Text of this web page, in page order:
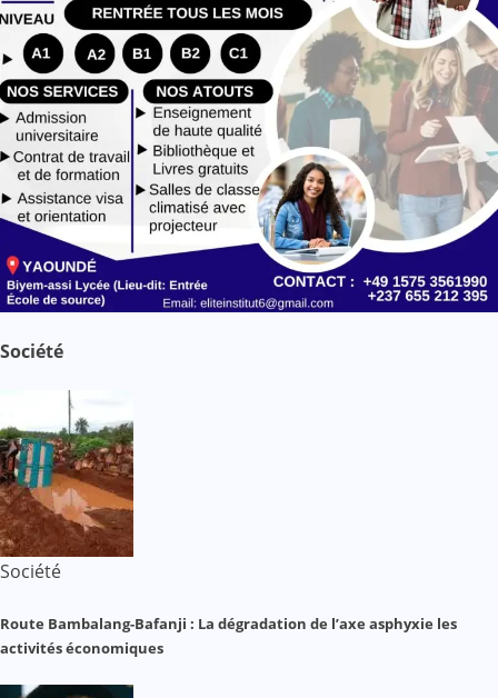
Société
Société
Route Bambalang-Bafanji : La dégradation de l’axe asphyxie les
activités économiques